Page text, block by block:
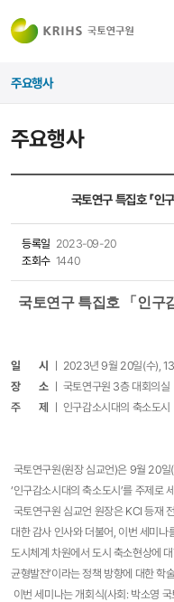
주요행사
주요행사
국토연구 특집호 「인
등록일 2023-09-20
조회수 1440
국토연구 특집호 「인구
일 시
ㅣ 2023년 9월 20일(수),
장 소 ㅣ 국토연구원 3층 대회의실
주 제
ㅣ 인구감소시대의 축소도시
국토연구원(원장 심교언)은 9월 20
‘인구감소시대의 축소도시’를 주제로
국토연구원 심교언 원장은 KCI 등재
대한 감사 인사와 더불어, 이번 세미
도시체계 차원에서 도시 축소현상에
균형발전’이라는 정책 방향에 대한 학
이번 세미나는 개회식(사회: 박소영